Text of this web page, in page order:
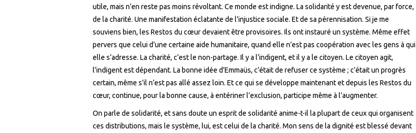
utile, mais n’en reste pas moins révoltant. Ce monde est indigne. La solidarité y est devenue, par force,
de la charité. Une manifestation éclatante de l’injustice sociale. Et de sa pérennisation. Si je me
souviens bien, les Restos du cœur devaient être provisoires. Ils ont instauré un système. Même effet
pervers que celui d’une certaine aide humanitaire, quand elle n’est pas coopération avec les gens à qui
elle s’adresse. La charité, c’est le non-partage. Il y a l’indigent, et il y a le citoyen. Le citoyen agit,
l’indigent est dépendant. La bonne idée d’Emmaüs, c’était de refuser ce système ; c’était un progrès
certain, même s’il n’est pas allé assez loin. Et ce qui se développe maintenant et depuis les Restos du
cœur, continue, pour la bonne cause, à entériner l’exclusion, participe même à l’augmenter.
On parle de solidarité, et sans doute un esprit de solidarité anime-t-il la plupart de ceux qui organisent
ces distributions, mais le système, lui, est celui de la charité. Mon sens de la dignité est blessé devant